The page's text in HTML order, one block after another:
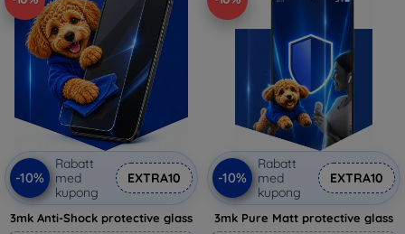
-10%
Rabatt
med
kupong
EXTRA10
3mk Anti-Shock protective glass
-10%
Rabatt
med
kupong
EXTRA10
3mk Pure Matt protective glass